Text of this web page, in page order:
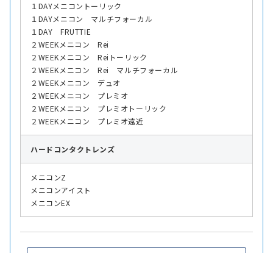
１DAYメニコントーリック
１DAYメニコン マルチフォーカル
１DAY FRUTTIE
２WEEKメニコン Rei
２WEEKメニコン Reiトーリック
２WEEKメニコン Rei マルチフォーカル
２WEEKメニコン デュオ
２WEEKメニコン プレミオ
２WEEKメニコン プレミオトーリック
２WEEKメニコン プレミオ遠近
ハード コンタクトレンズ
メニコンZ
メニコンアイスト
メニコンEX